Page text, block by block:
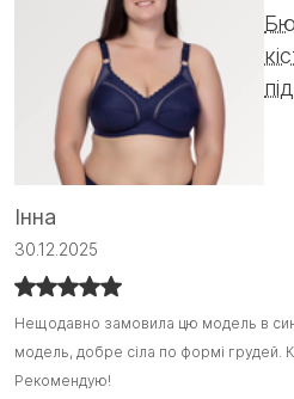
Інна
30.12.2025
Нещодавно замовила цю модель в
модель, добре сіла по формі грудей.
Рекомендую!
Нещодавно замовила цю модель в
модель, добре сіла по формі грудей.
Рекомендую! :)